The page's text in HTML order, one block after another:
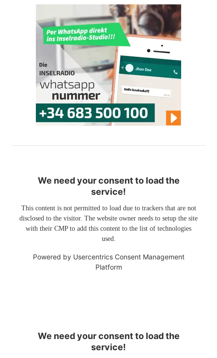
We need your consent to load the
service!
This content is not permitted to load due to trackers that are not
disclosed to the visitor. The website owner needs to setup the site
with their CMP to add this content to the list of technologies
used.
Powered by Usercentrics Consent Management
Platform
We need your consent to load the
service!